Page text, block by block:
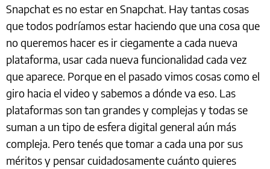
Snapchat es no estar en Snapchat. Hay tantas cosas
que todos podríamos estar haciendo que una cosa que
no queremos hacer es ir ciegamente a cada nueva
plataforma, usar cada nueva funcionalidad cada vez
que aparece. Porque en el pasado vimos cosas como el
giro hacia el video y sabemos a dónde va eso. Las
plataformas son tan grandes y complejas y todas se
suman a un tipo de esfera digital general aún más
compleja. Pero tenés que tomar a cada una por sus
méritos y pensar cuidadosamente cuánto quieres